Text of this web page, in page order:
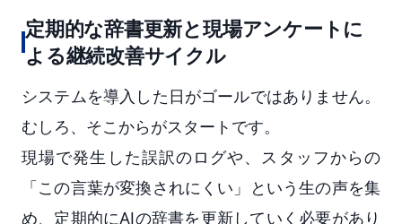
定期的な辞書更新と現場アンケートに
よる継続改善サイクル
システムを導入した日がゴールではありません。
むしろ、そこからがスタートです。
現場で発生した誤訳のログや、スタッフからの
「この言葉が変換されにくい」という生の声を集
め、定期的にAIの辞書を更新していく必要があり